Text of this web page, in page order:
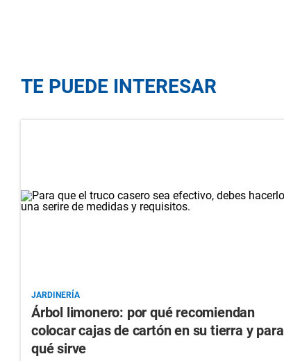
TE PUEDE INTERESAR
JARDINERÍA
Árbol limonero: por qué recomiendan
colocar cajas de cartón en su tierra y para
qué sirve